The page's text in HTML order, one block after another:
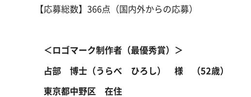
【応募総数】366点（国内外からの応募）
＜ロゴマーク制作者（最優秀賞）＞
占部 博士（うらべ ひろし） 様 （52歳）
東京都中野区 在住